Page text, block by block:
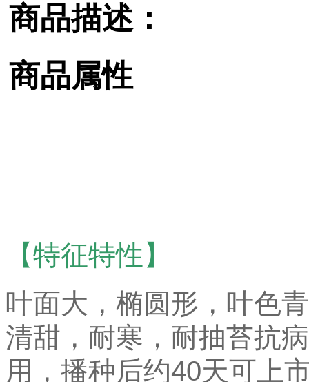
商品描述：
商品属性
【特征特性】
叶面大，椭圆形，叶色
清甜，耐寒，耐抽苔抗
用，播种后约40天可上